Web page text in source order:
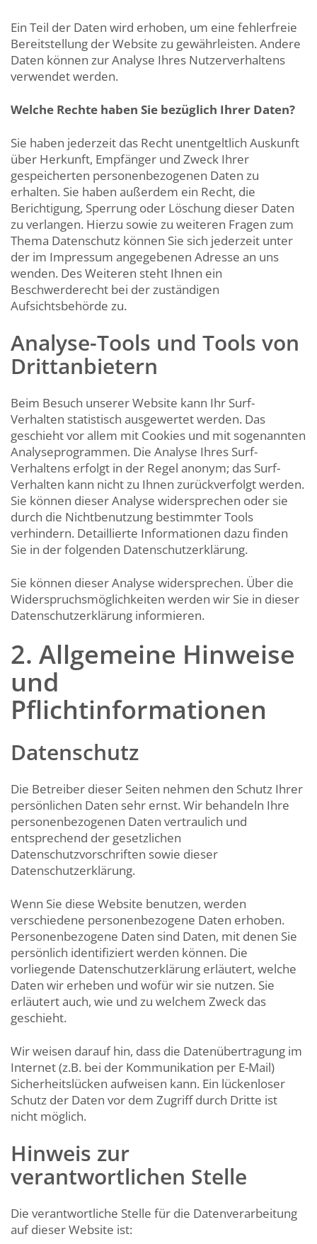
Ein Teil der Daten wird erhoben, um eine fehlerfreie
Bereitstellung der Website zu gewährleisten. Andere
Daten können zur Analyse Ihres Nutzerverhaltens
verwendet werden.
Welche Rechte haben Sie bezüglich Ihrer Daten?
Sie haben jederzeit das Recht unentgeltlich Auskunft
über Herkunft, Empfänger und Zweck Ihrer
gespeicherten personenbezogenen Daten zu
erhalten. Sie haben außerdem ein Recht, die
Berichtigung, Sperrung oder Löschung dieser Daten
zu verlangen. Hierzu sowie zu weiteren Fragen zum
Thema Datenschutz können Sie sich jederzeit unter
der im Impressum angegebenen Adresse an uns
wenden. Des Weiteren steht Ihnen ein
Beschwerderecht bei der zuständigen
Aufsichtsbehörde zu.
Analyse-Tools und Tools von
Drittanbietern
Beim Besuch unserer Website kann Ihr Surf-
Verhalten statistisch ausgewertet werden. Das
geschieht vor allem mit Cookies und mit sogenannten
Analyseprogrammen. Die Analyse Ihres Surf-
Verhaltens erfolgt in der Regel anonym; das Surf-
Verhalten kann nicht zu Ihnen zurückverfolgt werden.
Sie können dieser Analyse widersprechen oder sie
durch die Nichtbenutzung bestimmter Tools
verhindern. Detaillierte Informationen dazu finden
Sie in der folgenden Datenschutzerklärung.
Sie können dieser Analyse widersprechen. Über die
Widerspruchsmöglichkeiten werden wir Sie in dieser
Datenschutzerklärung informieren.
2. Allgemeine Hinweise
und
Pflichtinformationen
Datenschutz
Die Betreiber dieser Seiten nehmen den Schutz Ihrer
persönlichen Daten sehr ernst. Wir behandeln Ihre
personenbezogenen Daten vertraulich und
entsprechend der gesetzlichen
Datenschutzvorschriften sowie dieser
Datenschutzerklärung.
Wenn Sie diese Website benutzen, werden
verschiedene personenbezogene Daten erhoben.
Personenbezogene Daten sind Daten, mit denen Sie
persönlich identifiziert werden können. Die
vorliegende Datenschutzerklärung erläutert, welche
Daten wir erheben und wofür wir sie nutzen. Sie
erläutert auch, wie und zu welchem Zweck das
geschieht.
Wir weisen darauf hin, dass die Datenübertragung im
Internet (z.B. bei der Kommunikation per E-Mail)
Sicherheitslücken aufweisen kann. Ein lückenloser
Schutz der Daten vor dem Zugriff durch Dritte ist
nicht möglich.
Hinweis zur
verantwortlichen Stelle
Die verantwortliche Stelle für die Datenverarbeitung
auf dieser Website ist: